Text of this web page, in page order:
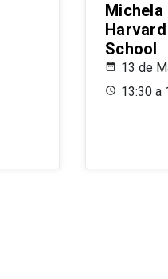
Michela
School
13 de
13:30 a